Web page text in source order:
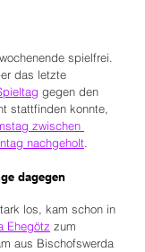
spielfrei.
das letzte
gegen den
stattfinden konnte,
zwischen
nachgeholt.
dagegen
los, kam schon in
Ehegötz zum
aus Bischofswerda